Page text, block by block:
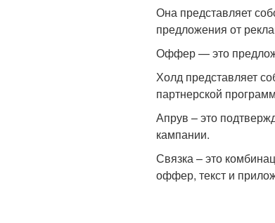
Она представляет
предложения от
Оффер — это
Холд представляет
партнерской
Апрув – это
кампании.
Связка – это
оффер, текст и